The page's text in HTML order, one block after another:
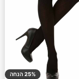
25% הנחה